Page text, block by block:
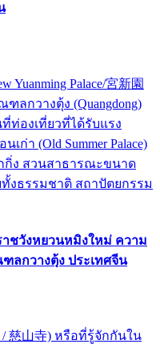
Palace/宮新園
ฑลกวางตุ้ง (Quangdong)
ท่องเที่ยวที่ได้รับแรง
ก่า (Old Summer Palace)
กิ่ง สวนสาธารณะขนาด
งธรรมชาติ สถาปัตยกรรม
าชวังหยวนหมิงใหม่ ความ
ลกวางตุ้ง ประเทศจีน
/ 慈山寺) หรือที่รู้จักกันใน